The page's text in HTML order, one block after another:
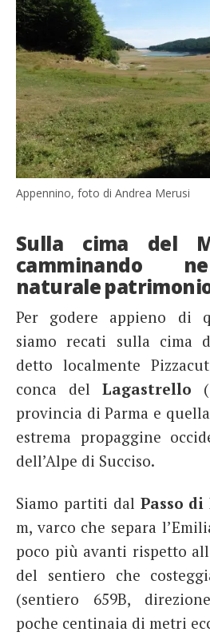
Appennino, foto di Andrea Merusi
Sulla cima del
camminando
naturale patrimonio
Per godere appieno di
siamo recati sulla cima
detto localmente
conca del Lagastrello
provincia di Parma e
estrema propaggine
dell’Alpe di Succiso.
Siamo partiti dal Passo
m, varco che separa
poco più avanti rispetto
del sentiero che
(sentiero 659B,
poche centinaia di metri